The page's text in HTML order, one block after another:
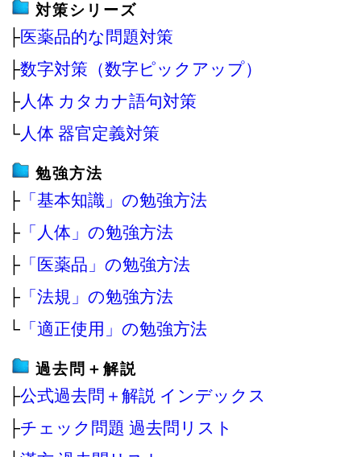
対策シリーズ
├医薬品的な問題対策
├数字対策（数字ピックアップ）
├人体 カタカナ語句対策
└人体 器官定義対策
勉強方法
├ 「基本知識」の勉強方法
├ 「人体」の勉強方法
├ 「医薬品」の勉強方法
├ 「法規」の勉強方法
└ 「適正使用」の勉強方法
過去問＋解説
├公式過去問＋解説 インデックス
├チェック問題 過去問リスト